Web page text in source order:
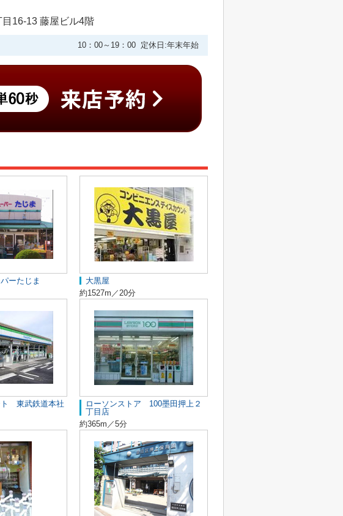
16-13 藤屋ビル4階
10：00～19：00 定休日:年末年始
ーたじま
大黒屋
約1527m／20分
ト 東武鉄道本社
ローソンストア 100墨田押上２
丁目店
約365m／5分